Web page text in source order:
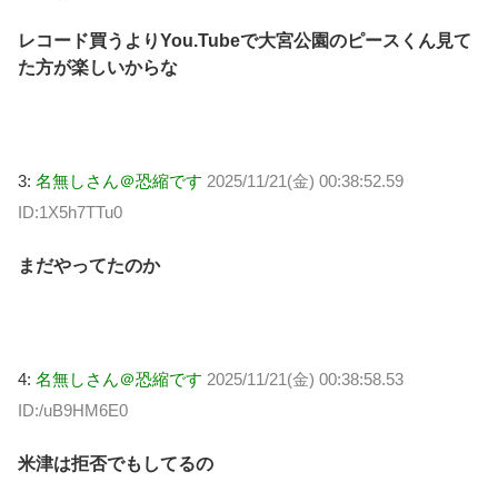
レコード買うよりYou.Tubeで大宮公園のピースくん見て
た方が楽しいからな
3: 名無しさん＠恐縮です 2025/11/21(金) 00:38:52.59
ID:1X5h7TTu0
まだやってたのか
4: 名無しさん＠恐縮です 2025/11/21(金) 00:38:58.53
ID:/uB9HM6E0
米津は拒否でもしてるの